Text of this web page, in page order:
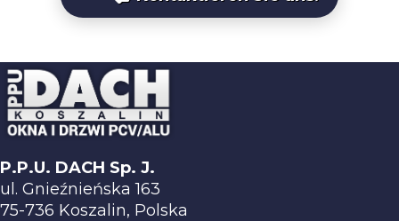
P.P.U. DACH Sp. J.
ul. Gnieźnieńska 163
75-736 Koszalin, Polska